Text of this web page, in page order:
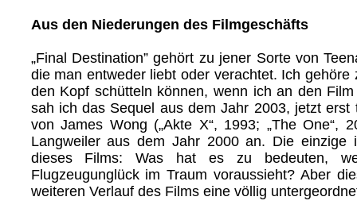
Aus den Niederungen des Filmgeschäfts
„Final Destination” gehört zu jener Sorte von
die man entweder liebt oder verachtet. Ich gehöre
den Kopf schütteln können, wenn ich an den
sah ich das Sequel aus dem Jahr 2003, jetzt erst
von James Wong („Akte X“, 1993; „The One“,
Langweiler aus dem Jahr 2000 an. Die einzige
dieses Films: Was hat es zu bedeuten,
Flugzeugunglück im Traum voraussieht? Aber
weiteren Verlauf des Films eine völlig